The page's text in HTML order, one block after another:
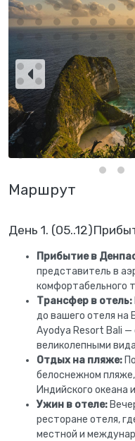
Маршрут
День 1.
Прибытие в
представитель в
комфортабельного
Трансфер в отель:
до вашего отеля на
Ayodya Resort Bali —
великолепными
Отдых на пляже:
белоснежном
Индийского океана
Ужин в отеле:
ресторане отеля,
местной и